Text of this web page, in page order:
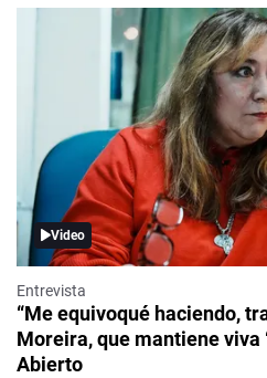
Video
Entrevista
“Me equivoqué haciendo,
Moreira, que mantiene viva
Abierto